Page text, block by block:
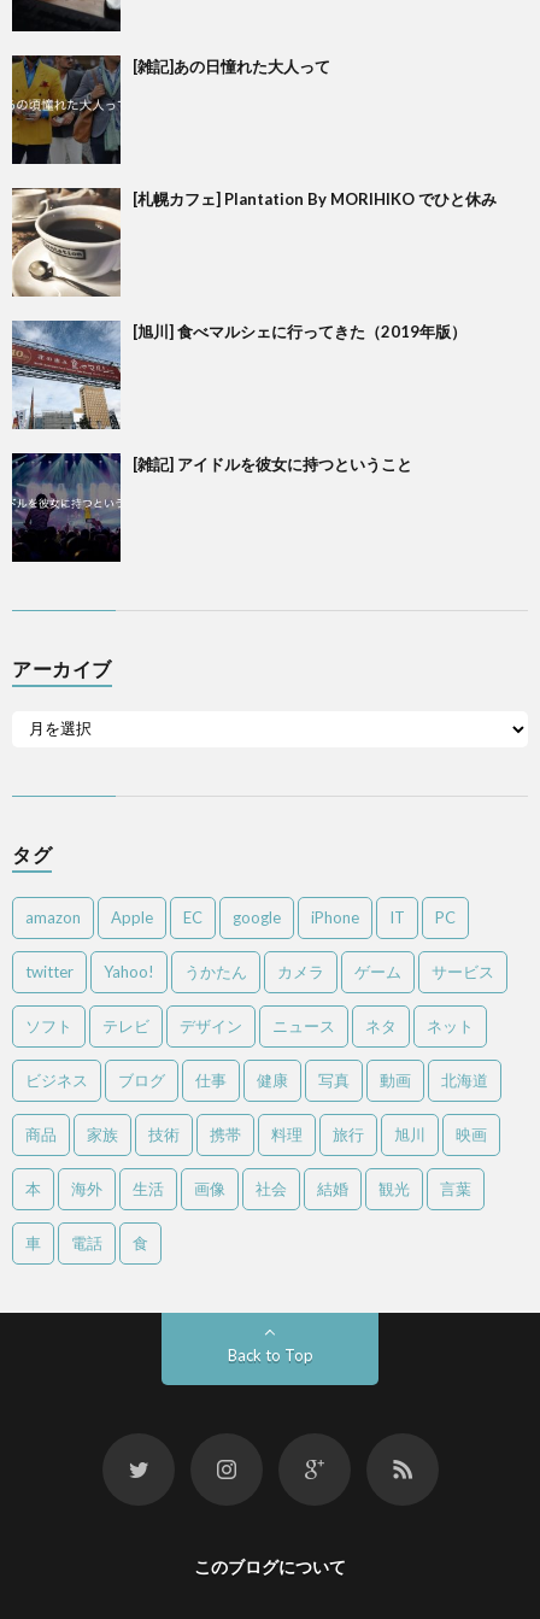
[雑記]あの日憧れた大人って
[札幌カフェ] Plantation By MORIHIKO でひと休み
[旭川] 食べマルシェに行ってきた（2019年版）
[雑記] アイドルを彼女に持つということ
アーカイブ
タグ
amazon Apple EC google iPhone IT PC
twitter Yahoo! うかたん カメラ ゲーム サービス
ソフト テレビ デザイン ニュース ネタ ネット
ビジネス ブログ 仕事 健康 写真 動画 北海道
商品 家族 技術 携帯 料理 旅行 旭川 映画
本 海外 生活 画像 社会 結婚 観光 言葉
車 電話 食
Back to Top
このブログについて